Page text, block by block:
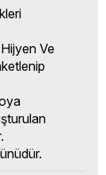
Ve